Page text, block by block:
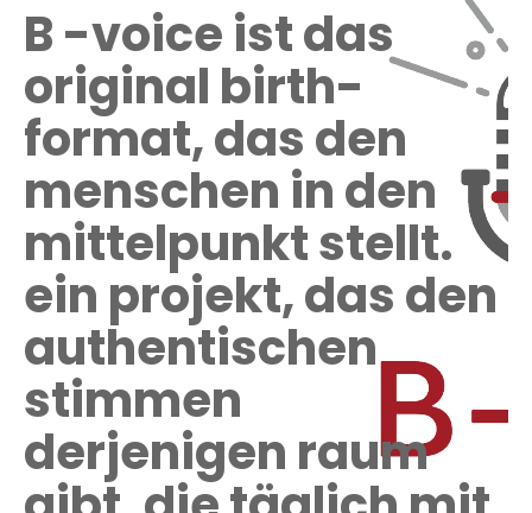
B-voice ist das
original birth-
format, das den
menschen in den
mittelpunkt stellt.
ein projekt, das den
authentischen
stimmen
derjenigen raum